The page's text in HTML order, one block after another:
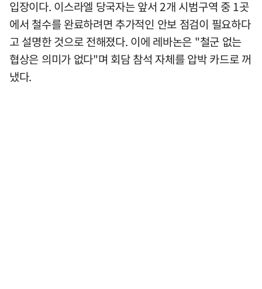
입장이다. 이스라엘 당국자는 앞서 2개 시범구역 중 1곳
에서 철수를 완료하려면 추가적인 안보 점검이 필요하다
고 설명한 것으로 전해졌다. 이에 레바논은 "철군 없는
협상은 의미가 없다"며 회담 참석 자체를 압박 카드로 꺼
냈다.